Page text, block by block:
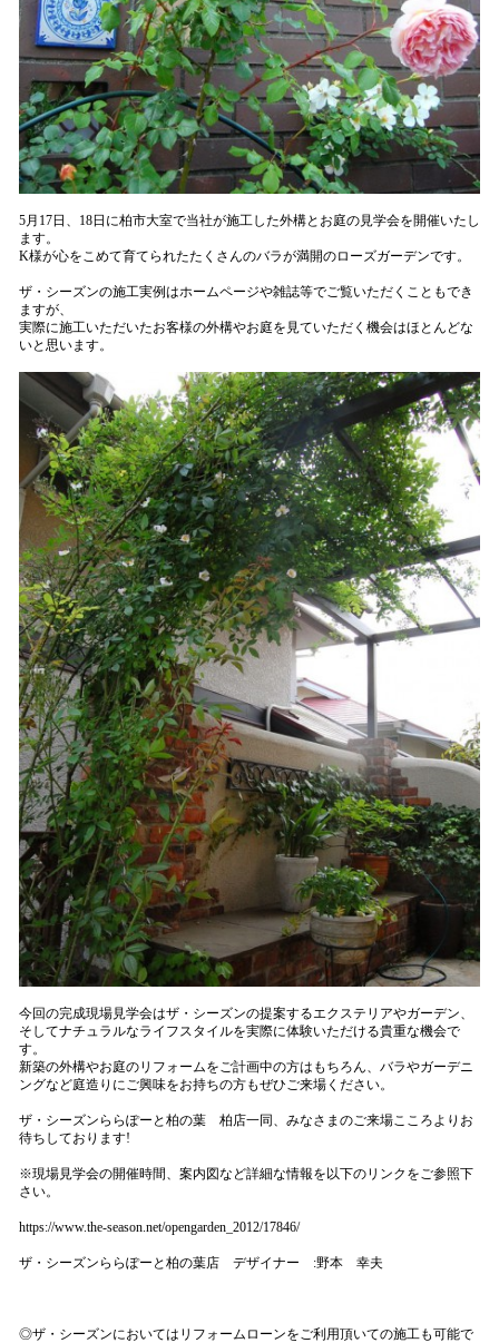
5月17日、18日に柏市大室で当社が施工した外構とお庭の見学会を開催いたし
ます。
K様が心をこめて育てられたたくさんのバラが満開のローズガーデンです。
ザ・シーズンの施工実例はホームページや雑誌等でご覧いただくこともでき
ますが、
実際に施工いただいたお客様の外構やお庭を見ていただく機会はほとんどな
いと思います。
今回の完成現場見学会はザ・シーズンの提案するエクステリアやガーデン、
そしてナチュラルなライフスタイルを実際に体験いただける貴重な機会で
す。
新築の外構やお庭のリフォームをご計画中の方はもちろん、バラやガーデニ
ングなど庭造りにご興味をお持ちの方もぜひご来場ください。
ザ・シーズンららぽーと柏の葉 柏店一同、みなさまのご来場こころよりお
待ちしております!
※現場見学会の開催時間、案内図など詳細な情報を以下のリンクをご参照下
さい。
https://www.the-season.net/opengarden_2012/17846/
ザ・シーズンららぽーと柏の葉店 デザイナー :野本 幸夫
◎ザ・シーズンにおいてはリフォームローンをご利用頂いての施工も可能で